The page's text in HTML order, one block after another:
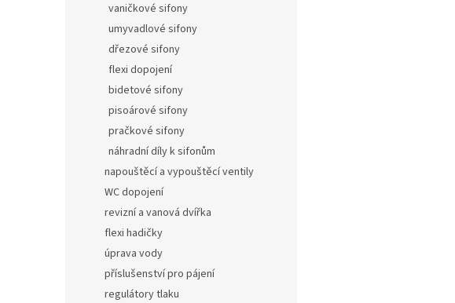
vaničkové sifony
umyvadlové sifony
dřezové sifony
flexi dopojení
bidetové sifony
pisoárové sifony
pračkové sifony
náhradní díly k sifonům
napouštěcí a vypouštěcí ventily
WC dopojení
revizní a vanová dvířka
flexi hadičky
úprava vody
příslušenství pro pájení
regulátory tlaku